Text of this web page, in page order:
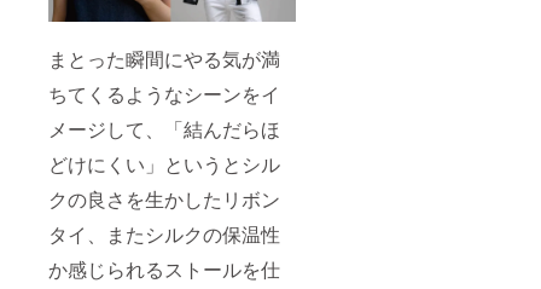
まとった瞬間にやる気が満
ちてくるようなシーンをイ
メージして、「結んだらほ
どけにくい」というとシル
クの良さを生かしたリボン
タイ、またシルクの保温性
か感じられるストールを仕